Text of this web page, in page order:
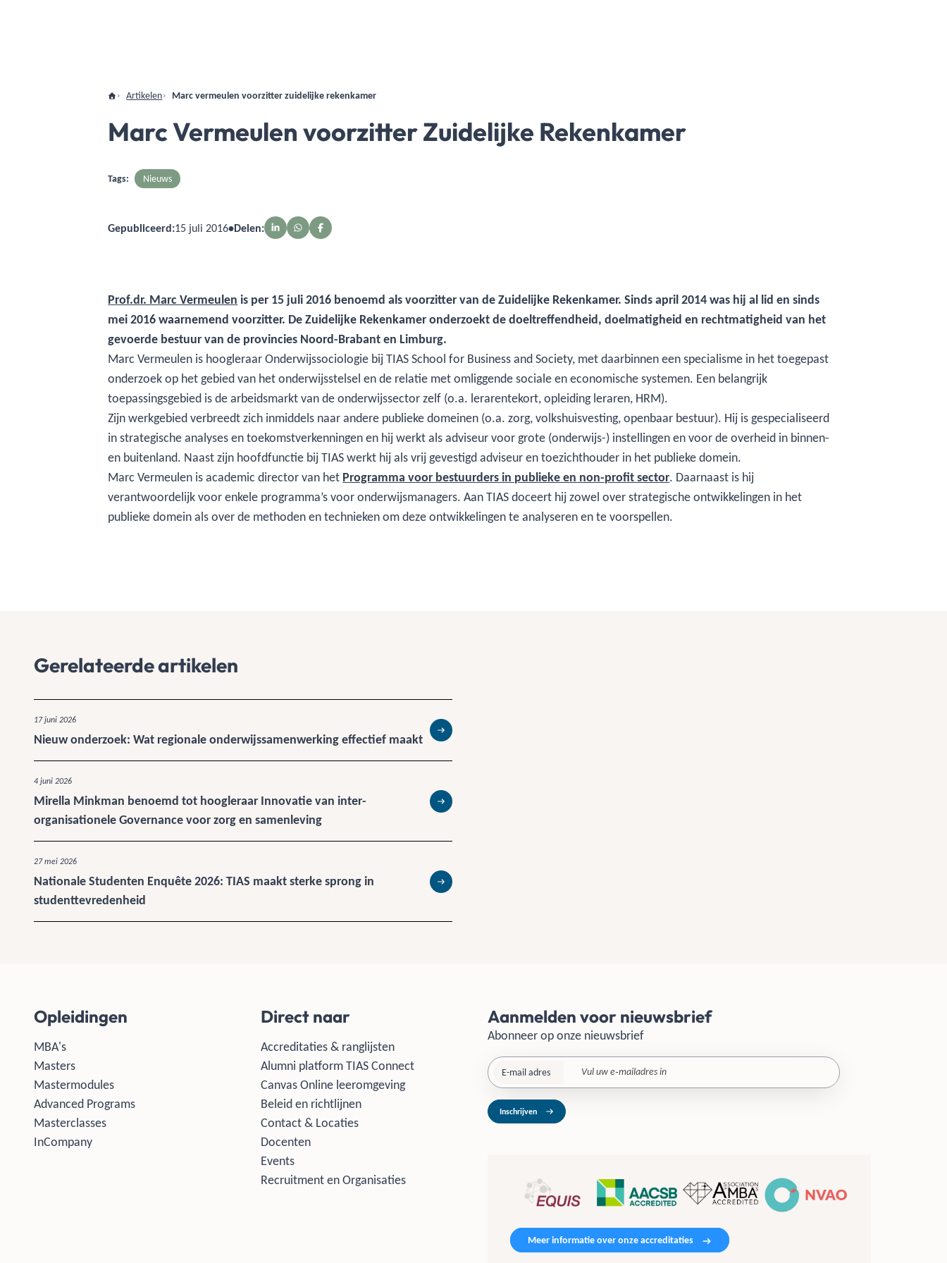
Artikelen Marc vermeulen voorzitter zuidelijke rekenkamer
Marc Vermeulen voorzitter Zuidelijke Rekenkamer
Tags: Nieuws
Gepubliceerd:15 juli 2016•Delen:
Prof.dr. Marc Vermeulen is per 15 juli 2016 benoemd als voorzitter van de Zuidelijke Rekenkamer. Sinds april 2014 was hij al lid en sinds
mei 2016 waarnemend voorzitter. De Zuidelijke Rekenkamer onderzoekt de doeltreffendheid, doelmatigheid en rechtmatigheid van het
gevoerde bestuur van de provincies Noord-Brabant en Limburg.
Marc Vermeulen is hoogleraar Onderwijssociologie bij TIAS School for Business and Society, met daarbinnen een specialisme in het toegepast
onderzoek op het gebied van het onderwijsstelsel en de relatie met omliggende sociale en economische systemen. Een belangrijk
toepassingsgebied is de arbeidsmarkt van de onderwijssector zelf (o.a. lerarentekort, opleiding leraren, HRM).
Zijn werkgebied verbreedt zich inmiddels naar andere publieke domeinen (o.a. zorg, volkshuisvesting, openbaar bestuur). Hij is gespecialiseerd
in strategische analyses en toekomstverkenningen en hij werkt als adviseur voor grote (onderwijs-) instellingen en voor de overheid in binnen-
en buitenland. Naast zijn hoofdfunctie bij TIAS werkt hij als vrij gevestigd adviseur en toezichthouder in het publieke domein.
Marc Vermeulen is academic director van het Programma voor bestuurders in publieke en non-profit sector. Daarnaast is hij
verantwoordelijk voor enkele programma’s voor onderwijsmanagers. Aan TIAS doceert hij zowel over strategische ontwikkelingen in het
publieke domein als over de methoden en technieken om deze ontwikkelingen te analyseren en te voorspellen.
Gerelateerde artikelen
17 juni 2026
Nieuw onderzoek: Wat regionale onderwijssamenwerking effectief maakt Lees meer
4 juni 2026
Mirella Minkman benoemd tot hoogleraar Innovatie van inter-
organisationele Governance voor zorg en samenleving
Lees meer
27 mei 2026
Nationale Studenten Enquête 2026: TIAS maakt sterke sprong in
studenttevredenheid
Lees meer
Opleidingen
MBA's
Masters
Mastermodules
Advanced Programs
Masterclasses
InCompany
Direct naar
Accreditaties & ranglijsten
Alumni platform TIAS Connect
Canvas Online leeromgeving
Beleid en richtlijnen
Contact & Locaties
Docenten
Events
Recruitment en Organisaties
Aanmelden voor nieuwsbrief
Abonneer op onze nieuwsbrief
E-mail adres
Inschrijven
Meer informatie over onze accreditaties